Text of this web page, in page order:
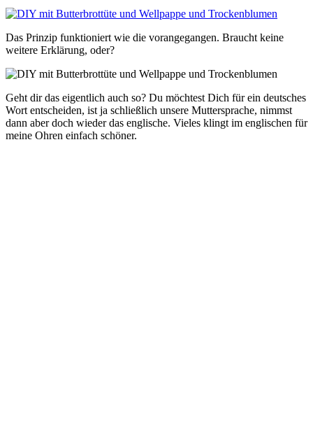
Das Prinzip funktioniert wie die vorangegangen. Braucht keine
weitere Erklärung, oder?
Geht dir das eigentlich auch so? Du möchtest Dich für ein deutsches
Wort entscheiden, ist ja schließlich unsere Muttersprache, nimmst
dann aber doch wieder das englische. Vieles klingt im englischen für
meine Ohren einfach schöner.